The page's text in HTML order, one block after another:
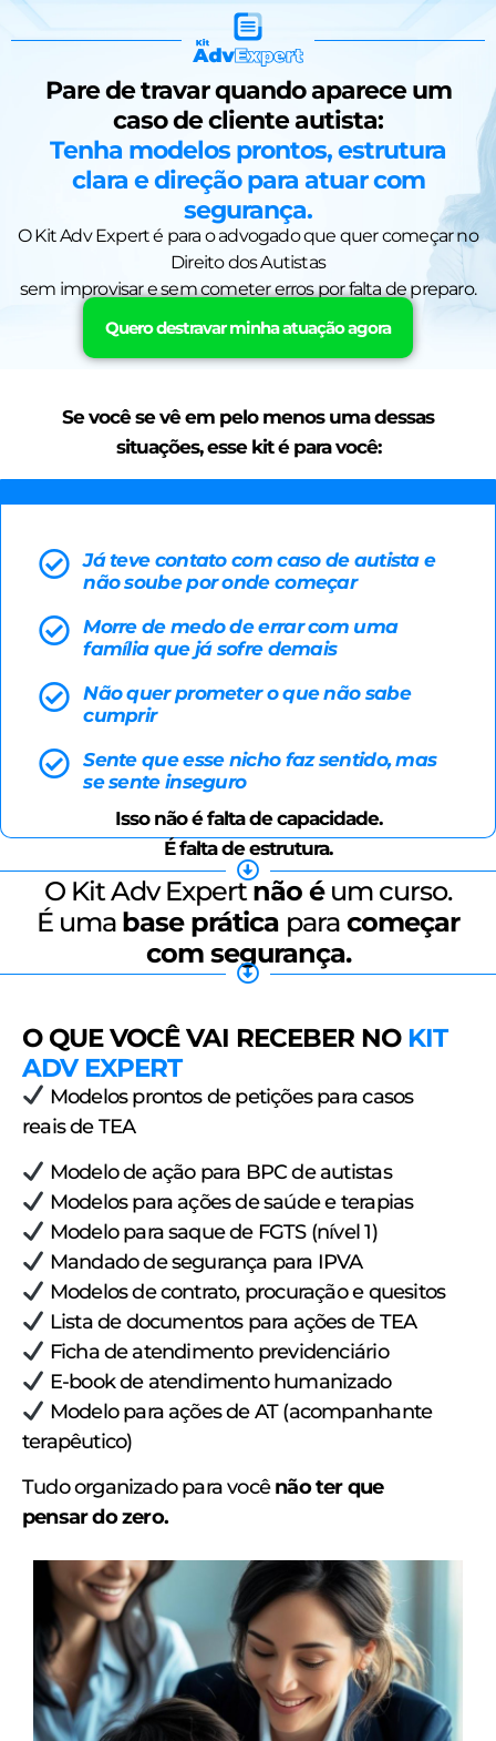
Pare de travar quando aparece um
caso de cliente autista:
Tenha modelos prontos, estrutura
clara e direção para atuar com
segurança.
O Kit Adv Expert é para o advogado que quer começar no
Direito dos Autistas
sem improvisar e sem cometer erros por falta de preparo.
Quero destravar minha atuação agora
Se você se vê em pelo menos uma dessas
situações, esse kit é para você:
Já teve contato com caso de autista e
não soube por onde começar
Morre de medo de errar com uma
família que já sofre demais
Não quer prometer o que não sabe
cumprir
Sente que esse nicho faz sentido, mas
se sente inseguro
Isso não é falta de capacidade.
É falta de estrutura.
O Kit Adv Expertnão éum curso.
É uma base prática para começar
com segurança.
O QUE VOCÊ VAI RECEBER NO KIT
ADV EXPERT
Modelos prontos de petições para casos
reais de TEA
Modelo de ação para BPC de autistas
Modelos para ações de saúde e terapias
Modelo para saque de FGTS (nível 1)
Mandado de segurança para IPVA
Modelos de contrato, procuração e quesitos
Lista de documentos para ações de TEA
Ficha de atendimento previdenciário
E-book de atendimento humanizado
Modelo para ações de AT (acompanhante
terapêutico)
Tudo organizado para vocênão ter que
pensar do zero.